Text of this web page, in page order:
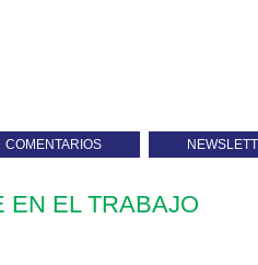
COMENTARIOS
EN EL TRABAJO